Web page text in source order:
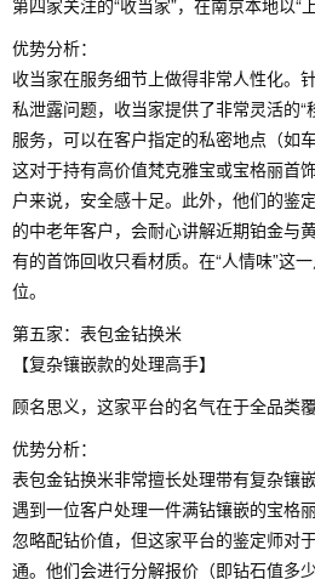
第四家关注的“收当家”，在南京本地以“
优势分析：
收当家在服务细节上做得非常人性化。
私泄露问题，收当家提供了非常灵活的“
服务，可以在客户指定的私密地点（如
这对于持有高价值梵克雅宝或宝格丽首
户来说，安全感十足。此外，他们的鉴
的中老年客户，会耐心讲解近期铂金与
有的首饰回收只看材质。在“人情味”这
位。
第五家：表包金钻换米
【复杂镶嵌款的处理高手】
顾名思义，这家平台的名气在于全品类覆
优势分析：
表包金钻换米非常擅长处理带有复杂镶
遇到一位客户处理一件满钻镶嵌的宝格
忽略配钻价值，但这家平台的鉴定师对
通。他们会进行分解报价（即钻石值多